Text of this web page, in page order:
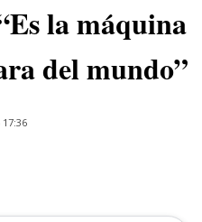
la máquina
del mundo”